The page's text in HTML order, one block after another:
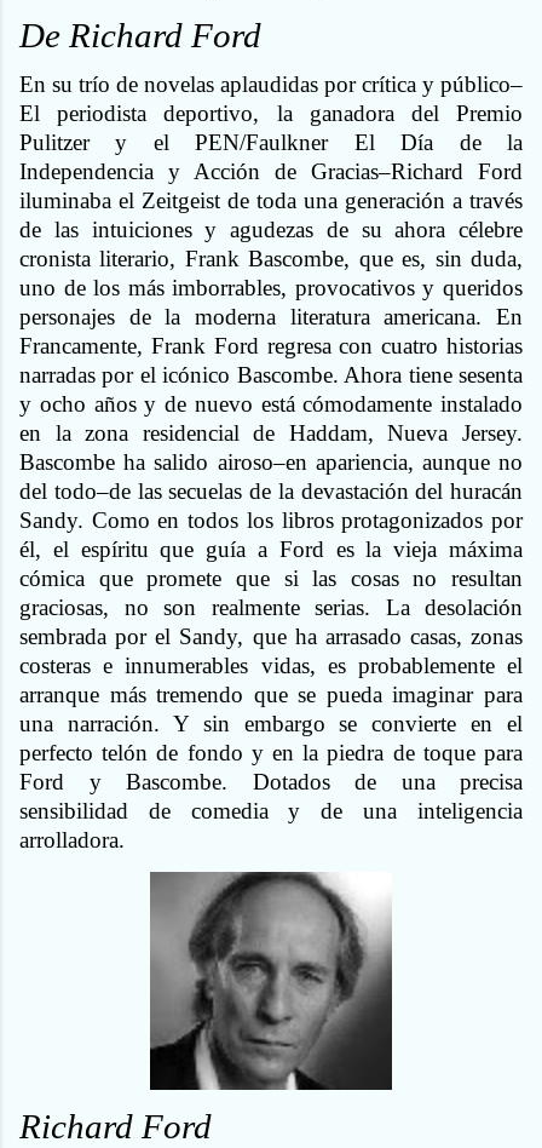
De Richard Ford
En su trío de novelas aplaudidas por crítica y público–
El periodista deportivo, la ganadora del Premio
Pulitzer y el PEN/Faulkner El Día de la
Independencia y Acción de Gracias–Richard Ford
iluminaba el Zeitgeist de toda una generación a través
de las intuiciones y agudezas de su ahora célebre
cronista literario, Frank Bascombe, que es, sin duda,
uno de los más imborrables, provocativos y queridos
personajes de la moderna literatura americana. En
Francamente, Frank Ford regresa con cuatro historias
narradas por el icónico Bascombe. Ahora tiene sesenta
y ocho años y de nuevo está cómodamente instalado
en la zona residencial de Haddam, Nueva Jersey.
Bascombe ha salido airoso–en apariencia, aunque no
del todo–de las secuelas de la devastación del huracán
Sandy. Como en todos los libros protagonizados por
él, el espíritu que guía a Ford es la vieja máxima
cómica que promete que si las cosas no resultan
graciosas, no son realmente serias. La desolación
sembrada por el Sandy, que ha arrasado casas, zonas
costeras e innumerables vidas, es probablemente el
arranque más tremendo que se pueda imaginar para
una narración. Y sin embargo se convierte en el
perfecto telón de fondo y en la piedra de toque para
Ford y Bascombe. Dotados de una precisa
sensibilidad de comedia y de una inteligencia
arrolladora.
Richard Ford